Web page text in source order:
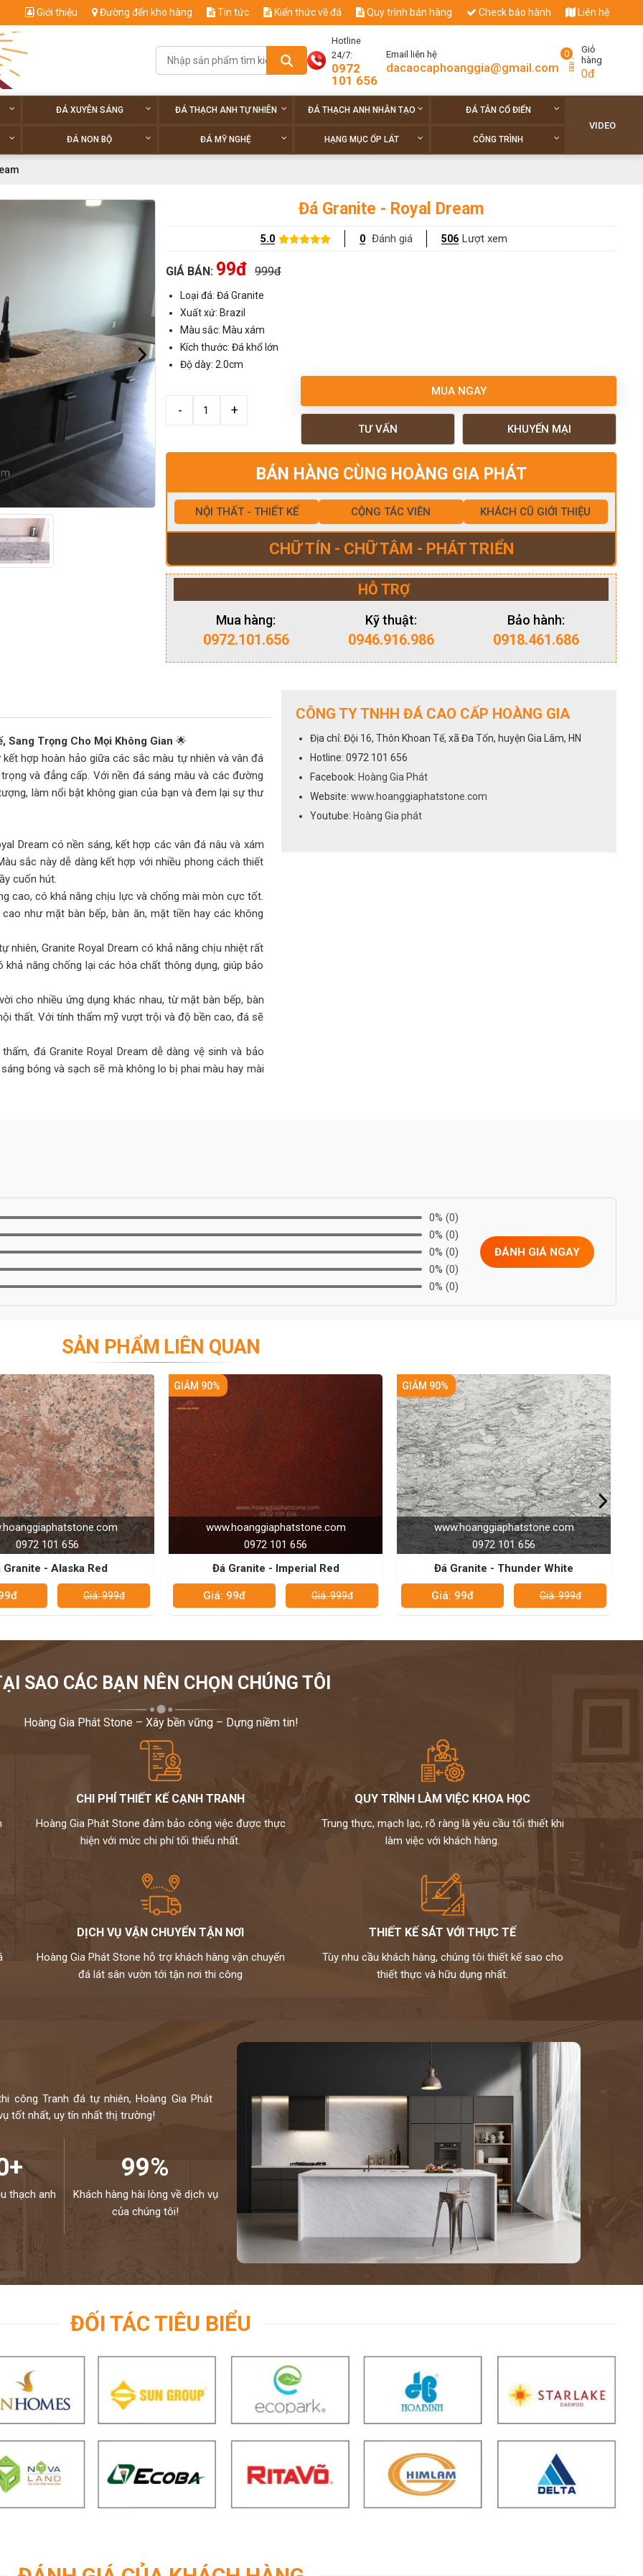
Giới thiệu Đường đến kho hàng Tin tức Kiến thức về đá Quy trình bán hàng Check bảo hành Liên hệ
Hotline
24/7:
0972
101 656
Email liên hệ
dacaocaphoanggia@gmail.com
0
Giỏ
hàng
0đ
ĐÁ XUYÊN SÁNG ĐÁ THẠCH ANH TỰ NHIÊN ĐÁ THẠCH ANH NHÂN TẠO ĐÁ TÂN CỔ ĐIỂN
ĐÁ NON BỘ ĐÁ MỸ NGHỆ HẠNG MỤC ỐP LÁT CÔNG TRÌNH
VIDEO
Đá Granite - Royal Dream
5.0 0 Đánh giá 506 Lượt xem
GIÁ BÁN: 99đ 999đ
Loại đá: Đá Granite
Xuất xứ: Brazil
Màu sắc: Màu xám
Kích thước: Đá khổ lớn
Độ dày: 2.0cm
MUA NGAY
TƯ VẤN KHUYẾN MẠI
BÁN HÀNG CÙNG HOÀNG GIA PHÁT
NỘI THẤT - THIẾT KẾ CỘNG TÁC VIÊN KHÁCH CŨ GIỚI THIỆU
CHỮ TÍN - CHỮ TÂM - PHÁT TRIỂN
HỖ TRỢ
Mua hàng:
0972.101.656
Kỹ thuật:
0946.916.986
Bảo hành:
0918.461.686
Sang Trọng Cho Mọi Không Gian 🌟
hợp hoàn hảo giữa các sắc màu tự nhiên và vân đá
và đẳng cấp. Với nền đá sáng màu và các đường
làm nổi bật không gian của bạn và đem lại sự thư
Dream có nền sáng, kết hợp các vân đá nâu và xám
sắc này dễ dàng kết hợp với nhiều phong cách thiết
cuốn hút.
cao, có khả năng chịu lực và chống mài mòn cực tốt.
như mặt bàn bếp, bàn ăn, mặt tiền hay các không
nhiên, Granite Royal Dream có khả năng chịu nhiệt rất
năng chống lại các hóa chất thông dụng, giúp bảo
cho nhiều ứng dụng khác nhau, từ mặt bàn bếp, bàn
thất. Với tính thẩm mỹ vượt trội và độ bền cao, đá sẽ
đá Granite Royal Dream dễ dàng vệ sinh và bảo
bóng và sạch sẽ mà không lo bị phai màu hay mài
nhiệt cực tốt, là vật liệu lý tưởng cho những không
hóa chất tốt và dễ dàng vệ sinh, giúp bạn tiết kiệm
đá nâu và xám nhẹ Ứng Dụng: Mặt bàn bếp, mặt tiền,
lực và chịu nhiệt tốt Khả Năng Chịu Hóa Chất: Tốt, dễ
Không Gian Đẳng Cấp Và Tinh Tế
với mức giá ưu đãi và dịch vụ giao hàng tận nơi.
hoàn hảo và có mức giá phù hợp với nhu cầu sử
vực thi công đá nên rất am hiểu về đá sẽ mang
hàng trong quá trình lựa chọn.
CỦA CHÚNG TÔI - HÂN HẠNH
0972101656 - 0946916986
CÔNG TY TNHH ĐÁ CAO CẤP HOÀNG GIA
Địa chỉ: Đội 16, Thôn Khoan Tế, xã Đa Tốn, huyện Gia Lâm, HN
Hotline: 0972 101 656
Facebook: Hoàng Gia Phát
Website: www.hoanggiaphatstone.com
Youtube: Hoàng Gia phát
0% (0)
0% (0)
0% (0)
0% (0)
0% (0)
ĐÁNH GIÁ NGAY
SẢN PHẨM LIÊN QUAN
0972 101 656
Đá Granite - Imperial Red
99đ Giá: 999đ
www.hoanggiaphatstone.com
0972 101 656
GIẢM 90%
Đá Granite - Thunder White
Giá: 99đ Giá: 999đ
www.hoanggiaphatstone.com
0972 101 656
GIẢM 90%
Đá Granite - Volga Blue
Giá: 99đ Giá: 999đ
SAO CÁC BẠN NÊN CHỌN CHÚNG TÔI
Hoàng Gia Phát Stone – Xây bền vững – Dựng niềm tin!
CHI PHÍ THIẾT KẾ CẠNH TRANH
Hoàng Gia Phát Stone đảm bảo công việc được thực
hiện với mức chi phí tối thiểu nhất.
QUY TRÌNH LÀM VIỆC KHOA HỌC
Trung thực, mạch lạc, rõ ràng là yêu cầu tối thiết khi
làm việc với khách hàng.
DỊCH VỤ VẬN CHUYỂN TẬN NƠI
Hoàng Gia Phát Stone hỗ trợ khách hàng vận chuyển
đá lát sân vườn tới tận nơi thi công
THIẾT KẾ SÁT VỚI THỰC TẾ
Tùy nhu cầu khách hàng, chúng tôi thiết kế sao cho
thiết thực và hữu dụng nhất.
công Tranh đá tự nhiên, Hoàng Gia Phát
tốt nhất, uy tín nhất thị trường!
thạch anh
99%
Khách hàng hài lòng về dịch vụ
của chúng tôi!
ĐỐI TÁC TIÊU BIỂU